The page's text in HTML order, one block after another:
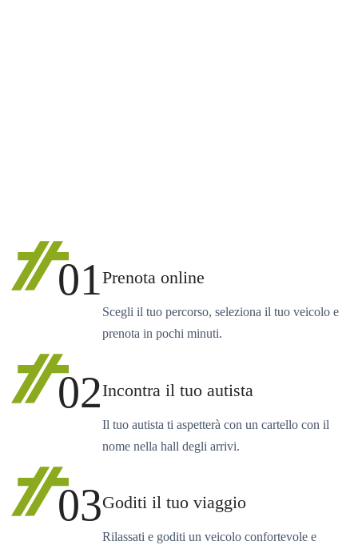
01Prenota online
Scegli il tuo percorso, seleziona il tuo veicolo e
prenota in pochi minuti.
02Incontra il tuo autista
Il tuo autista ti aspetterà con un cartello con il
nome nella hall degli arrivi.
03Goditi il tuo viaggio
Rilassati e goditi un veicolo confortevole e